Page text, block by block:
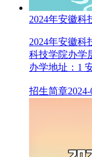
2024年安徽科
2024年安徽
科技学院办学
办学地址：1
招生简章